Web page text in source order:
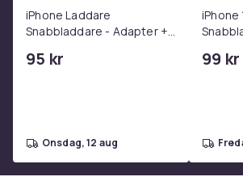
iPhone Laddare
Snabbladdare - Adapter +
C 2m
95 kr
onsdag, 12 aug
iPhone
99 kr